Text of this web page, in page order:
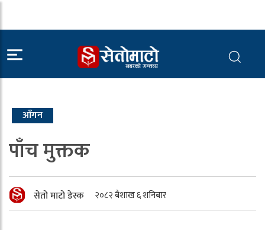
आँगन
पाँच मुक्तक
सेतो माटो डेस्क २०८२ बैशाख ६ शनिबार